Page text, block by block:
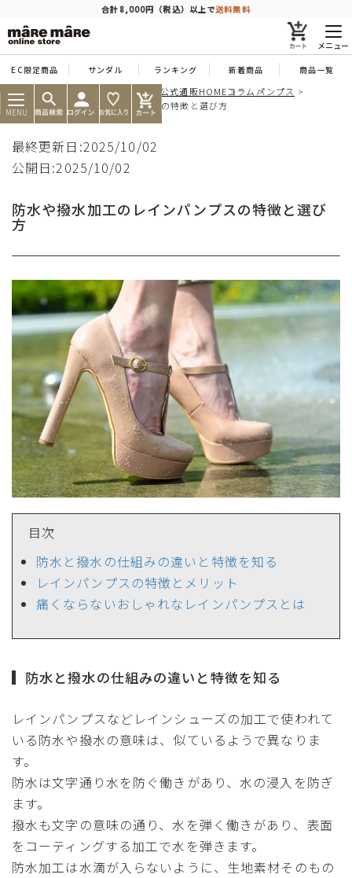
合計8,000円（税込）以上で送料無料
メニュー
EC限定商品 サンダル ランキング 新着商品 商品一覧
MENU
痛くならない靴ならマーレマーレ公式通販HOMEコラム パンプス
防水や撥水加工のレインパンプスの特徴と選び方
最終更新日:2025/10/02
公開日:2025/10/02
防水や撥水加工のレインパンプスの特徴と選び
方
目次
防水と撥水の仕組みの違いと特徴を知る
レインパンプスの特徴とメリット
痛くならないおしゃれなレインパンプスとは
防水と撥水の仕組みの違いと特徴を知る
レインパンプスなどレインシューズの加工で使われて
いる防水や撥水の意味は、似ているようで異なりま
す。
防水は文字通り水を防ぐ働きがあり、水の浸入を防ぎ
ます。
撥水も文字の意味の通り、水を弾く働きがあり、表面
をコーティングする加工で水を弾きます。
防水加工は水滴が入らないように、生地素材そのもの
商品を探す
人気ワード #コンフォート #パンプス #スニーカー #ブーツ
タイプ
ブランド
カラー
サイズ
ヒールの高さ
絞り込んで検索する